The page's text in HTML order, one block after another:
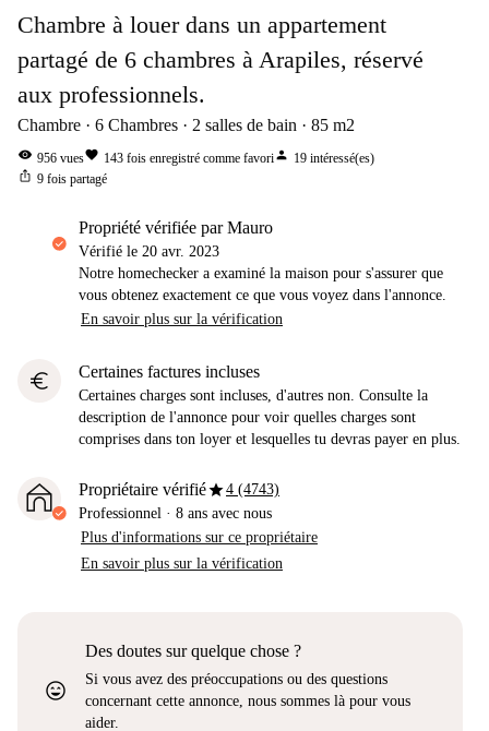
Chambre à louer dans un appartement
partagé de 6 chambres à Arapiles, réservé
aux professionnels.
Chambre 6 Chambres 2 salles de bain 85 m2
visibility 956 vuesfavorite 143 fois enregistré comme favoriperson 19 intéressé(es)
ios_share 9 fois partagé
propriété vérifiée par Mauro
Vérifié le 20 avr. 2023
Notre homechecker a examiné la maison pour s'assurer que
vous obtenez exactement ce que vous voyez dans l'annonce.
En savoir plus sur la vérification
euro Certaines factures incluses
Certaines charges sont incluses, d'autres non. Consulte la
description de l'annonce pour voir quelles charges sont
comprises dans ton loyer et lesquelles tu devras payer en plus.
Propriétaire vérifiéstar4 (4743)
Professionnel · 8 ans avec nous
Plus d'informations sur ce propriétaire
En savoir plus sur la vérification
sentiment_very_satisfied
Des doutes sur quelque chose ?
Si vous avez des préoccupations ou des questions
concernant cette annonce, nous sommes là pour vous
aider.